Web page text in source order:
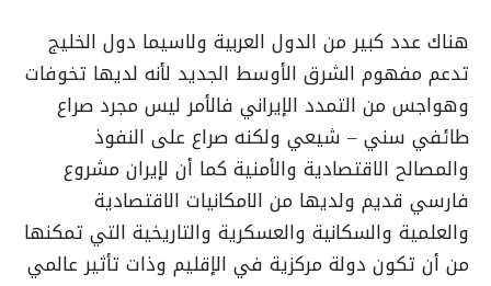
هناك عدد كبير من الدول العربية ولاسيما دول الخليج
تدعم مفهوم الشرق الأوسط الجديد لأنه لديها تخوفات
وهواجس من التمدد الإيراني فالأمر ليس مجرد صراع
طائفي سني – شيعي ولكنه صراع على النفوذ
والمصالح الاقتصادية والأمنية كما أن لإيران مشروع
فارسي قديم ولديها من الامكانيات الاقتصادية
والعلمية والسكانية والعسكرية والتاريخية التي تمكنها
من أن تكون دولة مركزية في الإقليم وذات تأثير عالمي